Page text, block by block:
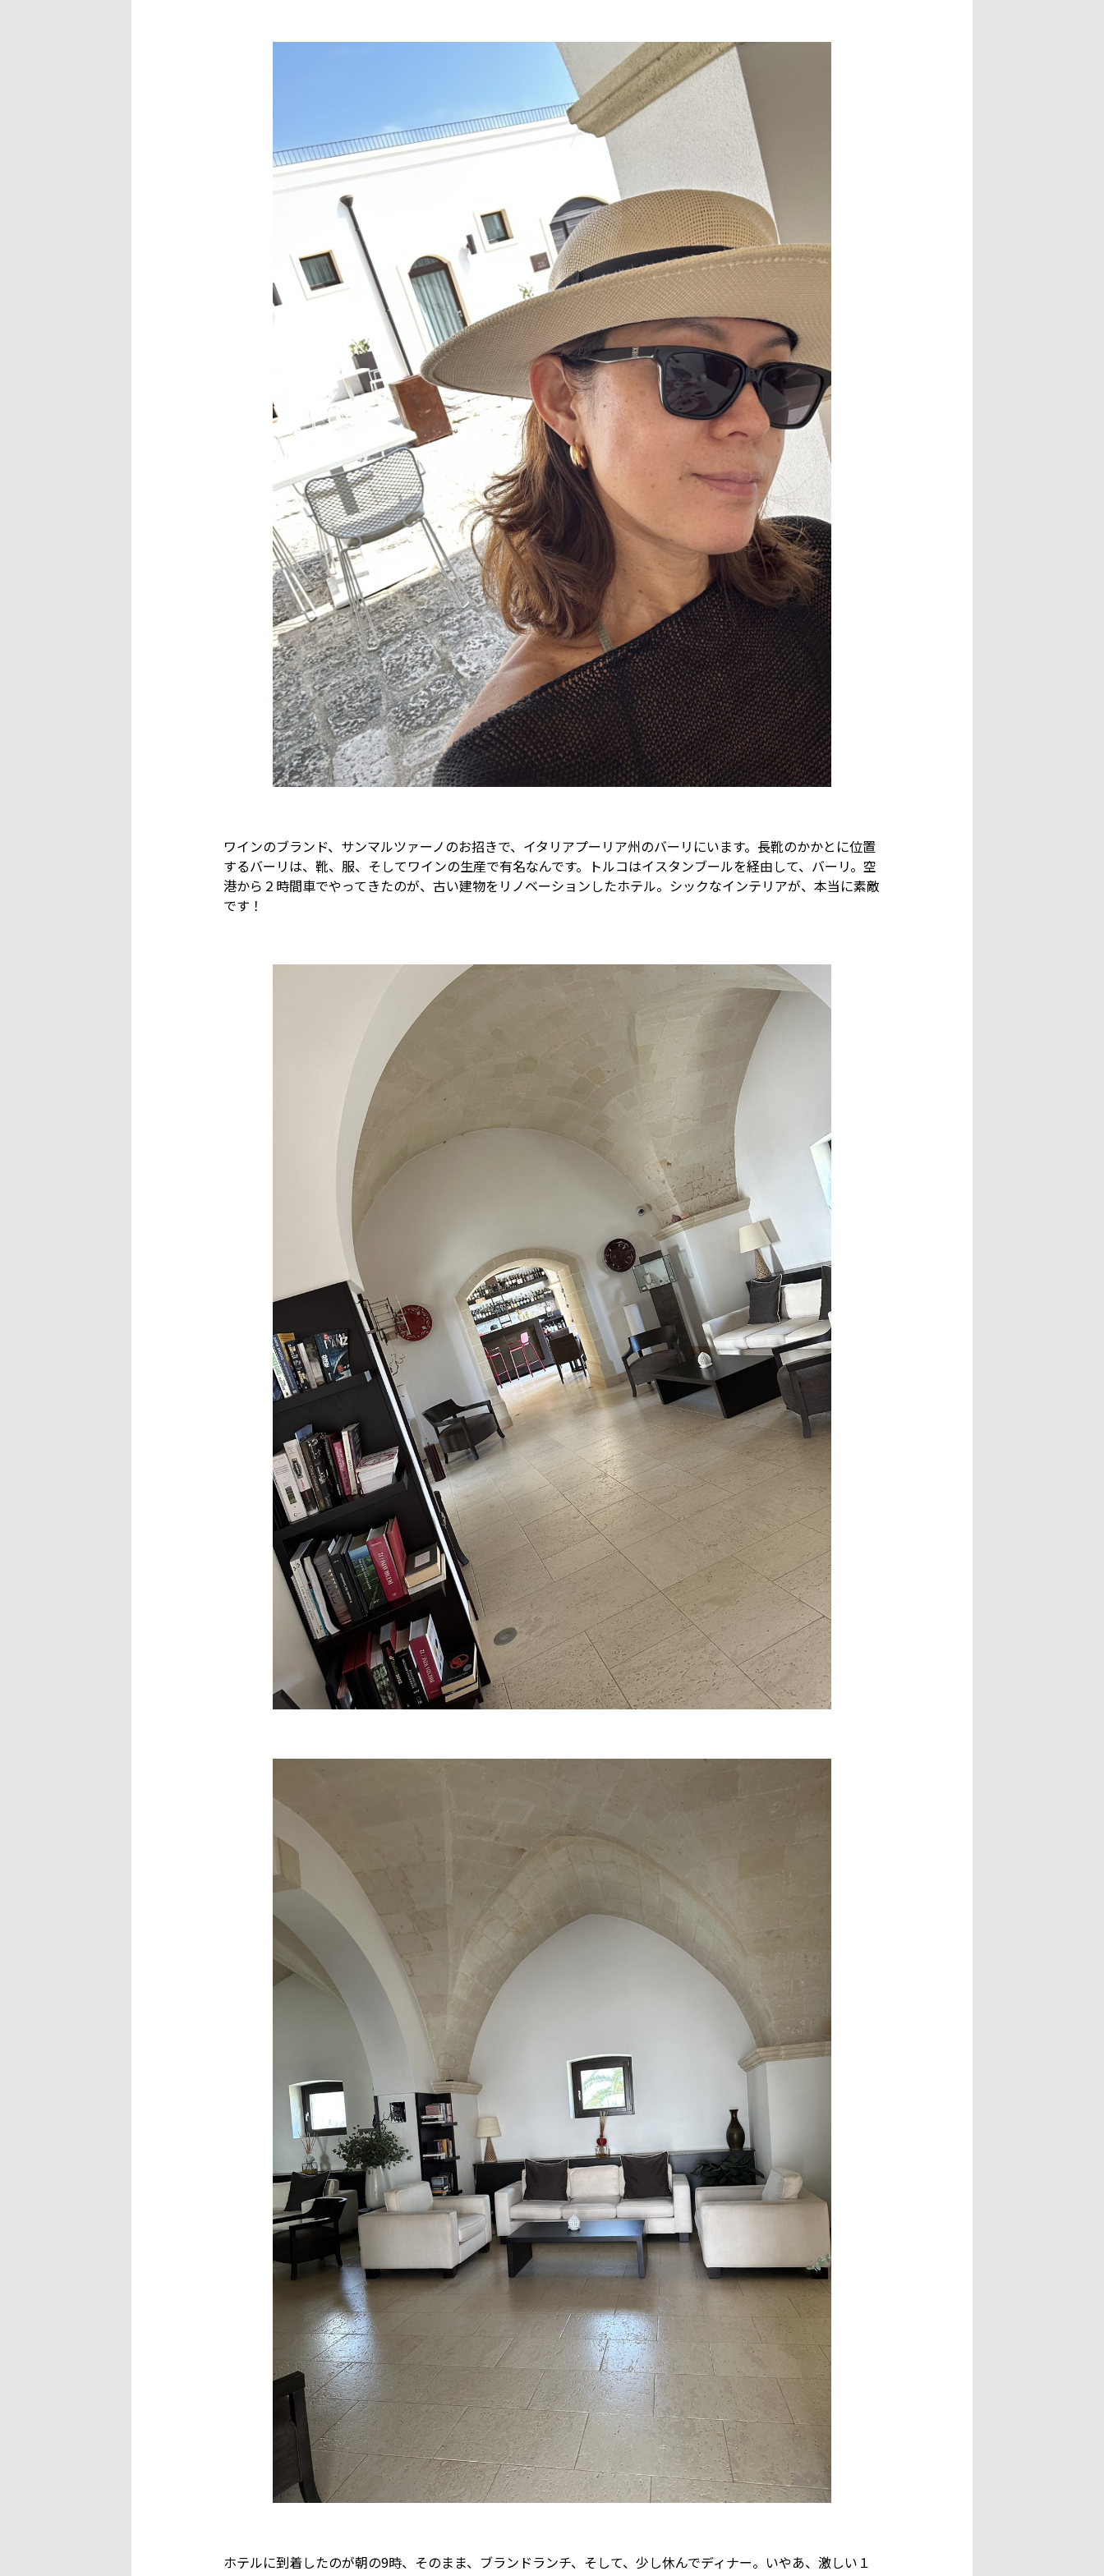
ワインのブランド、サンマルツァーノのお招きで、イタリアプーリア州のバーリにいます。長靴のかかとに位置
するバーリは、靴、服、そしてワインの生産で有名なんです。トルコはイスタンブールを経由して、バーリ。空
港から２時間車でやってきたのが、古い建物をリノベーションしたホテル。シックなインテリアが、本当に素敵
です！
ホテルに到着したのが朝の9時、そのまま、ブランドランチ、そして、少し休んでディナー。いやあ、激しい１